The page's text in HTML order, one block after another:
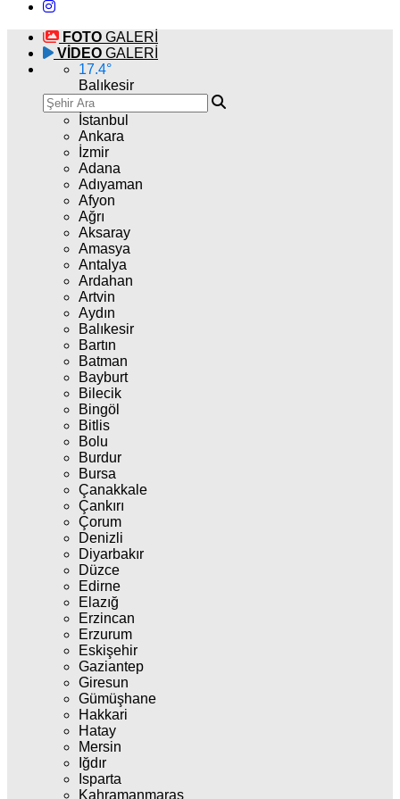
FOTO GALERİ
VİDEO GALERİ
17.4°
Balıkesir
İstanbul
Ankara
İzmir
Adana
Adıyaman
Afyon
Ağrı
Aksaray
Amasya
Antalya
Ardahan
Artvin
Aydın
Balıkesir
Bartın
Batman
Bayburt
Bilecik
Bingöl
Bitlis
Bolu
Burdur
Bursa
Çanakkale
Çankırı
Çorum
Denizli
Diyarbakır
Düzce
Edirne
Elazığ
Erzincan
Erzurum
Eskişehir
Gaziantep
Giresun
Gümüşhane
Hakkari
Hatay
Mersin
Iğdır
Isparta
Kahramanmaraş